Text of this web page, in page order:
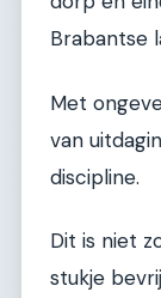
Brabantse
Met
van
discipline.
Dit is niet
stukje